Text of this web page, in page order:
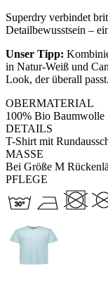
Superdry verbindet
Detailbewusstsein –
Unser Tipp:
in Natur-Weiß und
Look, der überall passt.
OBERMATERIAL
100% Bio Baumwolle
DETAILS
T-Shirt mit
MASSE
Bei Größe M
PFLEGE